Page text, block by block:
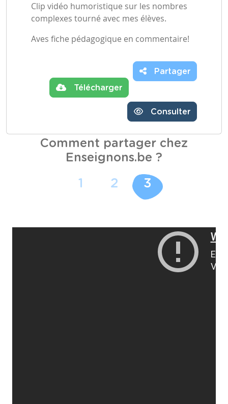
Clip vidéo humoristique sur les nombres
complexes tourné avec mes élèves.
Aves fiche pédagogique en commentaire!
Télécharger
Partager
Consulter
Comment partager chez
Enseignons.be ?
1 2 3